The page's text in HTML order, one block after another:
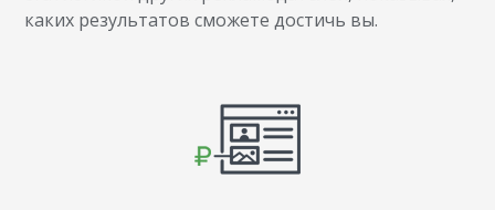
каких результатов сможете достичь вы.